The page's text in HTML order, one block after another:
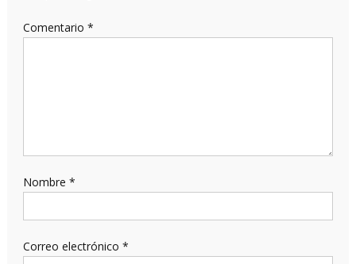
Comentario *
Nombre *
Correo electrónico *